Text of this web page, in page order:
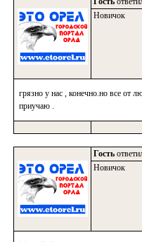
Новичок
грязно у нас , конечно.но все от
приучаю .
Гость
Новичок